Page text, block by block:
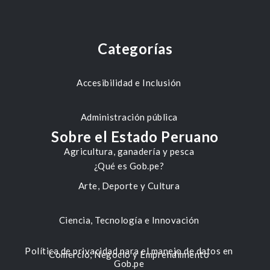
Categorías
Accesibilidad e Inclusión
Administración pública
Agricultura, ganadería y pesca
Arte, Deporte y Cultura
Ciencia, Tecnología e Innovación
Comercio, Negocio y Emprendimiento
Sobre el Estado Peruano
¿Qué es Gob.pe?
Política de privacidad para el manejo de datos en
Gob.pe